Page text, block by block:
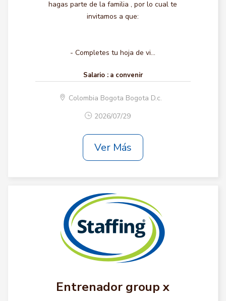
hagas parte de la familia , por lo cual te
invitamos a que:
- Completes tu hoja de vi...
Salario : a convenir
Colombia Bogota Bogota D.c.
2026/07/29
Ver Más
Entrenador group x